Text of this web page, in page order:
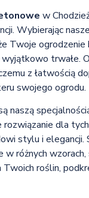
w
Wybierając
Twoje
trwałe.
z łatwością
swojego ogrodu.
naszą
rozwiązanie dla
stylu i elegancji.
różnych
roślin,